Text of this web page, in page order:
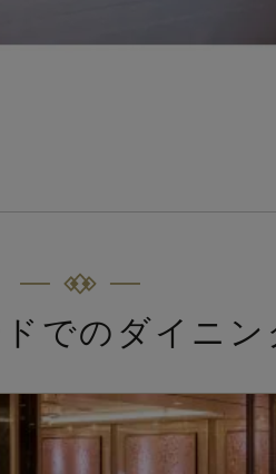
でのダイニン